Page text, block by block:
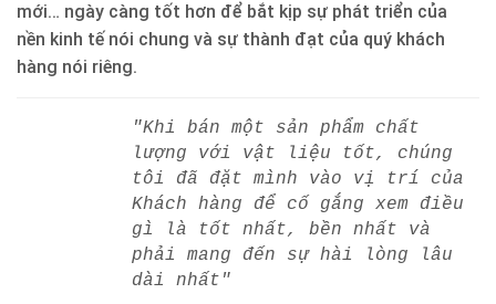
mới… ngày càng tốt hơn để bắt kịp sự phát triển của
nền kinh tế nói chung và sự thành đạt của quý khách
hàng nói riêng.
"Khi bán một sản phẩm chất
lượng với vật liệu tốt, chúng
tôi đã đặt mình vào vị trí của
Khách hàng để cố gắng xem điều
gì là tốt nhất, bền nhất và
phải mang đến sự hài lòng lâu
dài nhất"